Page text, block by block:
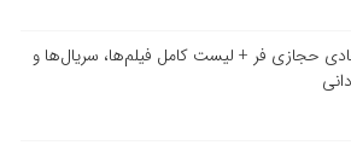
حجازی فر + لیست کامل فیلم‌ها، سریال‌ها و